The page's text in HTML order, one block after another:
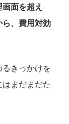
面を超え
ら、費用対効
きっかけを
まだまだた